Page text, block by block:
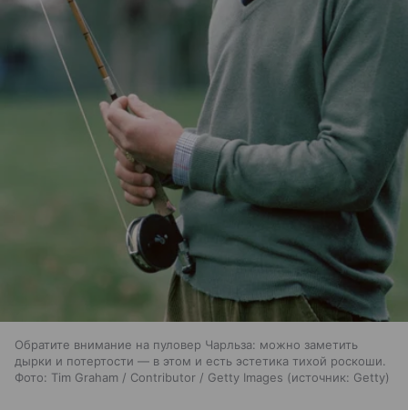
Обратите внимание на пуловер Чарльза: можно заметить
дырки и потертости — в этом и есть эстетика тихой роскоши.
Фото: Tim Graham / Contributor / Getty Images
источник: Getty